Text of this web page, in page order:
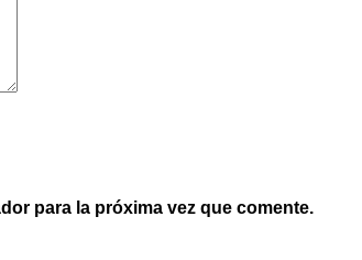
para la próxima vez que comente.